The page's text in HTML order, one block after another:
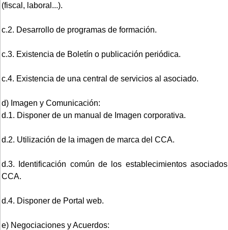
(fiscal, laboral...).
c.2. Desarrollo de programas de formación.
c.3. Existencia de Boletín o publicación periódica.
c.4. Existencia de una central de servicios al asociado.
d) Imagen y Comunicación:
d.1. Disponer de un manual de Imagen corporativa.
d.2. Utilización de la imagen de marca del CCA.
d.3. Identificación común de los establecimientos asociados
CCA.
d.4. Disponer de Portal web.
e) Negociaciones y Acuerdos: